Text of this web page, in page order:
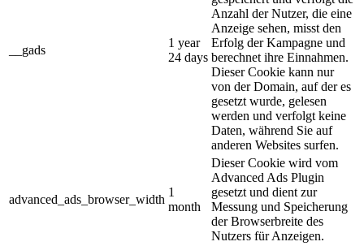
__gads
1 year
24 days
Anzahl der Nutzer, die eine
Anzeige sehen, misst den
Erfolg der Kampagne und
berechnet ihre Einnahmen.
Dieser Cookie kann nur
von der Domain, auf der es
gesetzt wurde, gelesen
werden und verfolgt keine
Daten, während Sie auf
anderen Websites surfen.
advanced_ads_browser_width
1
month
Dieser Cookie wird vom
Advanced Ads Plugin
gesetzt und dient zur
Messung und Speicherung
der Browserbreite des
Nutzers für Anzeigen.